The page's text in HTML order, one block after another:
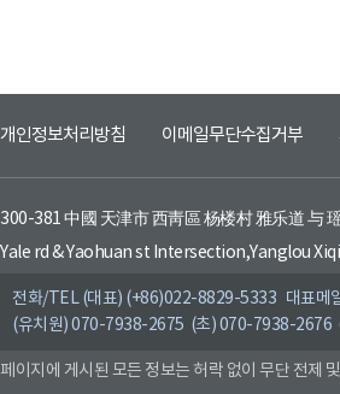
개인정보처리방침 이메일무단수집거부
300-381 中國 天津市 西靑區 杨楼村 雅乐道 与
Yale rd & Yaohuan st Intersection,Yanglou
전화/TEL (대표) (+86)022-8829-5333 대표
(유치원) 070-7938-2675 (초) 070-7938-
페이지에 게시된 모든 정보는 허락 없이 무단 전제